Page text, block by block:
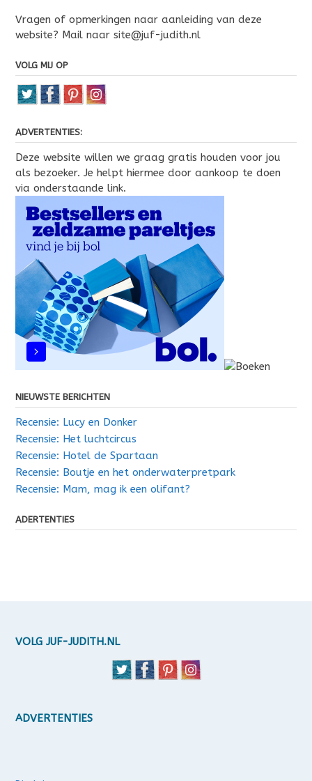
Vragen of opmerkingen naar aanleiding van deze
website? Mail naar site@juf-judith.nl
VOLG MIJ OP
ADVERTENTIES:
Deze website willen we graag gratis houden voor jou
als bezoeker. Je helpt hiermee door aankoop te doen
via onderstaande link.
NIEUWSTE BERICHTEN
Recensie: Lucy en Donker
Recensie: Het luchtcircus
Recensie: Hotel de Spartaan
Recensie: Boutje en het onderwaterpretpark
Recensie: Mam, mag ik een olifant?
ADERTENTIES
VOLG JUF-JUDITH.NL
ADVERTENTIES